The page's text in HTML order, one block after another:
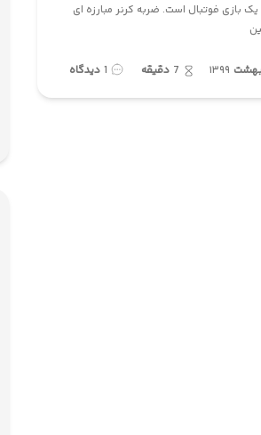
بازی فوتبال است. ضربه کرنر مبارزه ای
۱۳۹۹ 7 دقیقه 1 دیدگاه